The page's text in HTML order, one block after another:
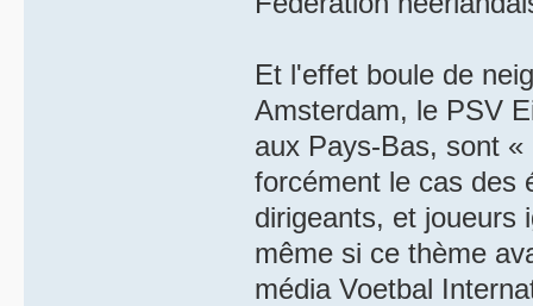
Et l'effet boule de
Amsterdam, le PSV
aux Pays-Bas, sont
forcément le cas des
dirigeants, et joueurs
même si ce thème
média Voetbal